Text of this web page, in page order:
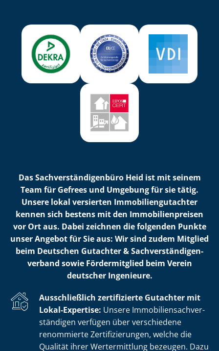
Das Sach­ver­stän­di­gen­bü­ro Heid ist mit seinem
Team für Gefrees und Umgebung für sie tätig.
Unsere lokal versierten Im­mo­bi­li­en­gut­ach­ter
kennen sich bestens mit den Im­mo­bi­li­en­prei­sen
vor Ort aus. Dabei zeichnen die folgenden Punkte
unser Angebot für Sie aus: Wir sind zudem Mitglied
beim Deutschen Gutachter & Sach­ver­stän­di­gen­
ver­band sowie Fördermitglied beim Verein
deutscher Ingenieure.
Ausschließlich zertifizierte Gutachter mit
Lokal-Expertise: Unsere Im­mo­bi­li­en­sach­ver­
stän­di­gen verfügen über verschiedene
renommierte Zer­ti­fi­zie­run­gen, welche die
Qualität ihrer Wertermittlung bezeugen. Dazu